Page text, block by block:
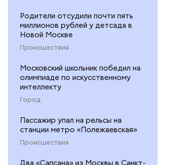
Родители отсудили почти пять
миллионов рублей у детсада в
Новой Москве
Происшествия
Московский школьник победил на
олимпиаде по искусственному
интеллекту
Город
Пассажир упал на рельсы на
станции метро «Полежаевская»
Происшествия
Два «Сапсана» из Москвы в Санкт-